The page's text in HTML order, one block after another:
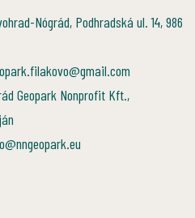
Nógrád, Podhradská ul. 14, 986
Geopark Nonprofit Kft.,